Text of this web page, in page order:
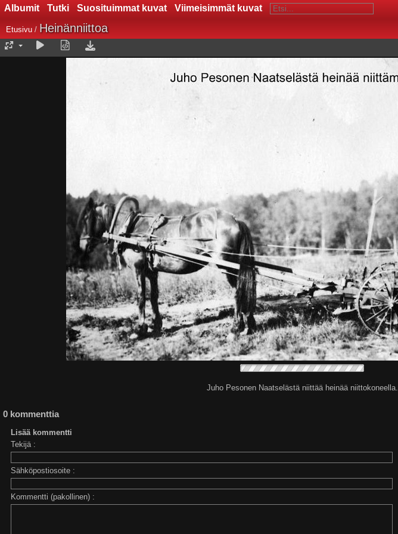
Albumit Tutki Suosituimmat kuvat Viimeisimmät kuvat
Etusivu / Heinänniittoa
Juho Pesonen Naatselästä niittää heinää niittokoneella.
0 kommenttia
Lisää kommentti
Tekijä :
Sähköpostiosoite :
Kommentti (pakollinen) :